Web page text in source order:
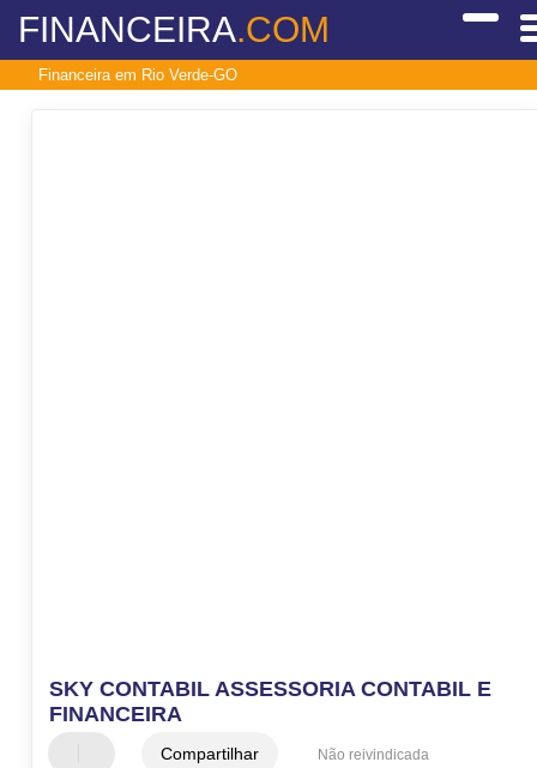
FINANCEIRA.COM
Financeira em Rio Verde-GO
SKY CONTABIL ASSESSORIA CONTABIL E
FINANCEIRA
Compartilhar Não reivindicada